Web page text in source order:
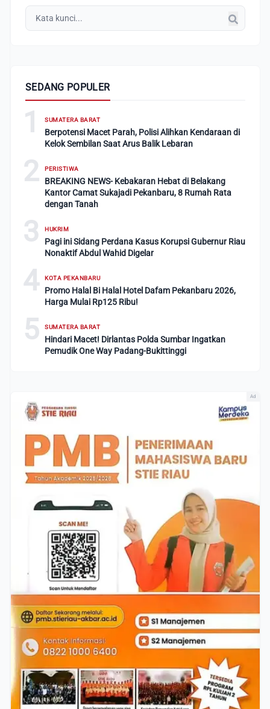
SEDANG POPULER
1 SUMATERA BARAT
Berpotensi Macet Parah, Polisi Alihkan Kendaraan di
Kelok Sembilan Saat Arus Balik Lebaran
2 PERISTIWA
BREAKING NEWS- Kebakaran Hebat di Belakang
Kantor Camat Sukajadi Pekanbaru, 8 Rumah Rata
dengan Tanah
3 HUKRIM
Pagi ini Sidang Perdana Kasus Korupsi Gubernur Riau
Nonaktif Abdul Wahid Digelar
4 KOTA PEKANBARU
Promo Halal Bi Halal Hotel Dafam Pekanbaru 2026,
Harga Mulai Rp125 Ribu!
5 SUMATERA BARAT
Hindari Macet! Dirlantas Polda Sumbar Ingatkan
Pemudik One Way Padang-Bukittinggi
Ad